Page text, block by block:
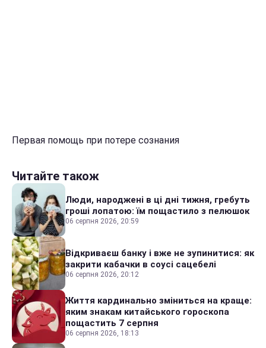
Первая помощь при потере сознания
Читайте також
Люди, народжені в ці дні тижня, гребуть
гроші лопатою: їм пощастило з пелюшок
06 серпня 2026, 20:59
Відкриваєш банку і вже не зупинитися: як
закрити кабачки в соусі сацебелі
06 серпня 2026, 20:12
Життя кардинально зміниться на краще:
яким знакам китайського гороскопа
пощастить 7 серпня
06 серпня 2026, 18:13